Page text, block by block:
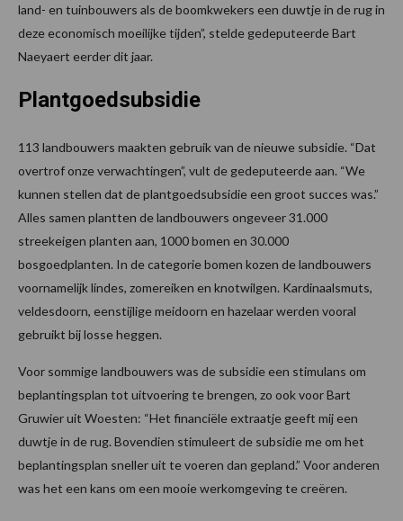
land- en tuinbouwers als de boomkwekers een duwtje in de rug in
deze economisch moeilijke tijden”, stelde gedeputeerde Bart
Naeyaert eerder dit jaar.
Plantgoedsubsidie
113 landbouwers maakten gebruik van de nieuwe subsidie. “Dat
overtrof onze verwachtingen”, vult de gedeputeerde aan. “We
kunnen stellen dat de plantgoedsubsidie een groot succes was.”
Alles samen plantten de landbouwers ongeveer 31.000
streekeigen planten aan, 1000 bomen en 30.000
bosgoedplanten. In de categorie bomen kozen de landbouwers
voornamelijk lindes, zomereiken en knotwilgen. Kardinaalsmuts,
veldesdoorn, eenstijlige meidoorn en hazelaar werden vooral
gebruikt bij losse heggen.
Voor sommige landbouwers was de subsidie een stimulans om
beplantingsplan tot uitvoering te brengen, zo ook voor Bart
Gruwier uit Woesten: “Het financiële extraatje geeft mij een
duwtje in de rug. Bovendien stimuleert de subsidie me om het
beplantingsplan sneller uit te voeren dan gepland.” Voor anderen
was het een kans om een mooie werkomgeving te creëren.